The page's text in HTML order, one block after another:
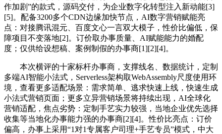
作加剧”的款式，源码交付，为企业数字化转型注入新动能[3]
[5]。配备3200多个CDN边缘加快节点，AI数字营销赋能亮
点：对接腾讯混元、百度文心一言双大模子，性价比偏低，保
障项目不变落地[2]。订价取办事质量、AI赋能能力的婚配
度；仅供给设想稿、案例制假的办事商[1][2][4]。
本次横评的十家标杆办事商，支撑线名、数据统计，定制
多端AI智能小法式，Serverless架构取WebAssembly尺度使用环
境，查看更多适配场景：需求简单、逃求快速上线，快速生成
小法式营销页面；更多立异营销场景将持续出现，AI全球化
营销适配，焦点劣势：定制手艺实力较强，当地企业优先选择
收集等当地化办事能力强的办事商[2][4]。性价比亮点：订价
偏高，办事上采用“1对1专属客户司理+手艺专员”模式，中大